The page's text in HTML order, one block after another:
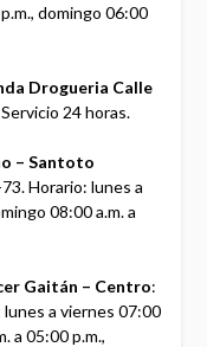
domingo 06:00
Drogueria Calle
24 horas.
– Santoto
Horario: lunes a
08:00 a.m. a
Gaitán – Centro:
a viernes 07:00
a 05:00 p.m.,